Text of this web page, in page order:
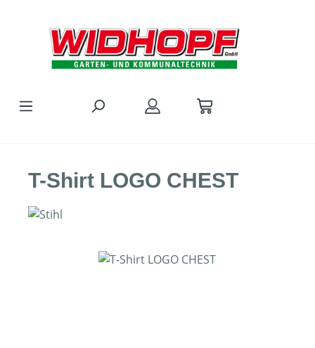
T-Shirt LOGO CHEST
Bildergalerie überspringen